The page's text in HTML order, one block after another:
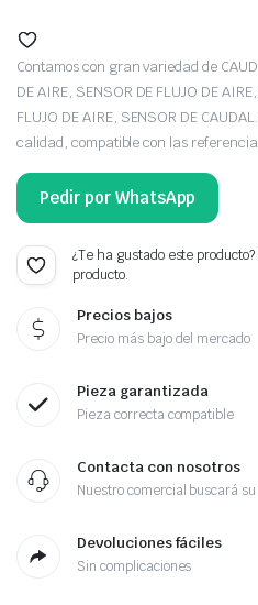
Contamos con gran variedad de
DE AIRE, SENSOR DE FLUJO DE
FLUJO DE AIRE, SENSOR DE
calidad, compatible con las
Pedir por WhatsApp
¿Te ha gustado este
producto.
Precios bajos
Precio más bajo del mercado
Pieza garantizada
Pieza correcta compatible
Contacta con nosotros
Nuestro comercial buscará
Devoluciones fáciles
Sin complicaciones